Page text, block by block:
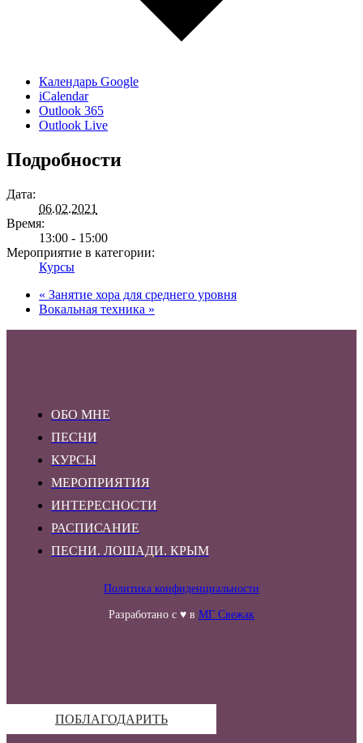
Календарь Google
iCalendar
Outlook 365
Outlook Live
Подробности
Дата:
06.02.2021
Время:
13:00 - 15:00
Мероприятие в категории:
Курсы
« Занятие хора для среднего уровня
Вокальная техника »
ОБО МНЕ
ПЕСНИ
КУРСЫ
МЕРОПРИЯТИЯ
ИНТЕРЕСНОСТИ
РАСПИСАНИЕ
ПЕСНИ. ЛОШАДИ. КРЫМ
Политика конфиденциальности
Разработано с ♥ в МГ Свежак
ПОБЛАГОДАРИТЬ